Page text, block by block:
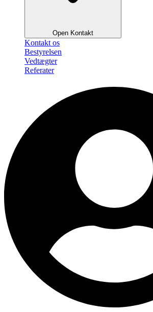
Open Kontakt
Kontakt os
Bestyrelsen
Vedtægter
Referater